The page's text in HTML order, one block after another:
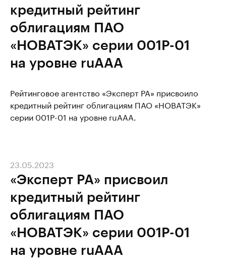
кредитный рейтинг
облигациям ПАО
«НОВАТЭК» серии 001Р-01
на уровне ruAАА
Рейтинговое агентство «Эксперт РА» присвоило
кредитный рейтинг облигациям ПАО «НОВАТЭК»
серии 001Р-01 на уровне ruAАА.
«Эксперт РА» присвоил
кредитный рейтинг
облигациям ПАО
«НОВАТЭК» серии 001Р-01
на уровне ruAАА
23.05.2023